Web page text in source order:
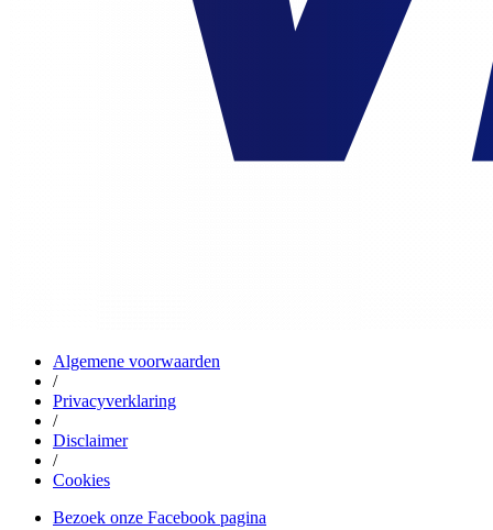
Algemene voorwaarden
/
Privacyverklaring
/
Disclaimer
/
Cookies
Bezoek onze Facebook pagina